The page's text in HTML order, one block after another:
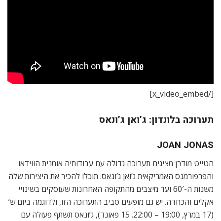
[/x_video_embed]
תערוכה בלונדון: ג’ואן ג’ונאס
JOAN JONAS
הטייט מודרן מציגים תערוכה גדולה עם עבודותיה אומנית הווידאו
והפרפורמנס האמריקאית ג’ואן ג’ונאס. תוכלו להכיר את היצירות שלה
משנות ה-60′ ועד מיצבים מהתקופה האחרונות שעוסקים בשינויי
אקלים והכחדה. יש גם מופעים סביב התערוכה הזו, ולדוגמה ביום ש’
(17 במרץ, 19:00 – 22:00. 15 פאונד), ג’ונאס תשתף פעולה עם